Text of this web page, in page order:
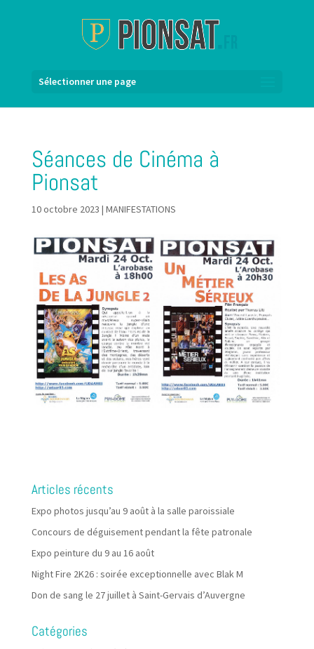
Sélectionner une page
Séances de Cinéma à
Pionsat
10 octobre 2023 | MANIFESTATIONS
Articles récents
Expo photos jusqu’au 9 août à la salle paroissiale
Concours de déguisement pendant la fête patronale
Expo peinture du 9 au 16 août
Night Fire 2K26 : soirée exceptionnelle avec Blak M
Don de sang le 27 juillet à Saint-Gervais d’Auvergne
Catégories